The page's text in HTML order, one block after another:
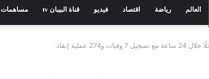
العالم رياضة اقتصاد فيديو قناة البيبان tv مساهمات